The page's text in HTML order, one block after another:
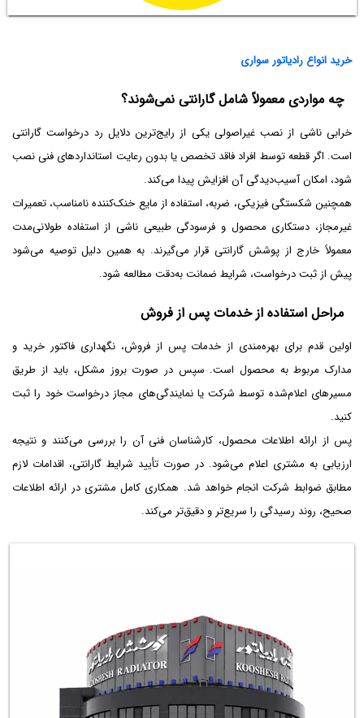
خرید انواع رادیاتور سواری
چه مواردی معمولاً شامل گارانتی نمی‌شوند؟
خرابی ناشی از نصب غیراصولی یکی از رایج‌ترین دلایل رد درخواست گارانتی
است. اگر قطعه توسط افراد فاقد تخصص یا بدون رعایت استانداردهای فنی نصب
شود، امکان آسیب‌دیدگی آن افزایش پیدا می‌کند.
همچنین شکستگی فیزیکی، ضربه، استفاده از مایع خنک‌کننده نامناسب، تعمیرات
غیرمجاز، دستکاری محصول و فرسودگی طبیعی ناشی از استفاده طولانی‌مدت
معمولاً خارج از پوشش گارانتی قرار می‌گیرند. به همین دلیل توصیه می‌شود
پیش از ثبت درخواست، شرایط ضمانت به‌دقت مطالعه شود.
مراحل استفاده از خدمات پس از فروش
اولین قدم برای بهره‌مندی از خدمات پس از فروش، نگهداری فاکتور خرید و
مدارک مربوط به محصول است. سپس در صورت بروز مشکل، باید از طریق
مسیرهای اعلام‌شده توسط شرکت یا نمایندگی‌های مجاز درخواست خود را ثبت
کنید.
پس از ارائه اطلاعات محصول، کارشناسان فنی آن را بررسی می‌کنند و نتیجه
ارزیابی به مشتری اعلام می‌شود. در صورت تأیید شرایط گارانتی، اقدامات لازم
مطابق ضوابط شرکت انجام خواهد شد. همکاری کامل مشتری در ارائه اطلاعات
صحیح، روند رسیدگی را سریع‌تر و دقیق‌تر می‌کند.